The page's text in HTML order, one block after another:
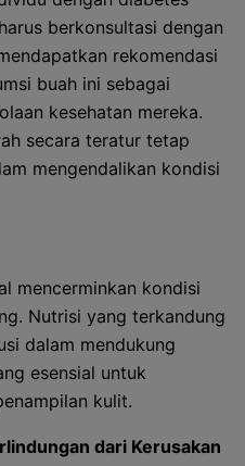
berkonsultasi dengan
rekomendasi
buah ini sebagai
kesehatan mereka.
secara teratur tetap
mengendalikan kondisi
mencerminkan kondisi
Nutrisi yang terkandung
dalam mendukung
esensial untuk
kulit.
dari Kerusakan